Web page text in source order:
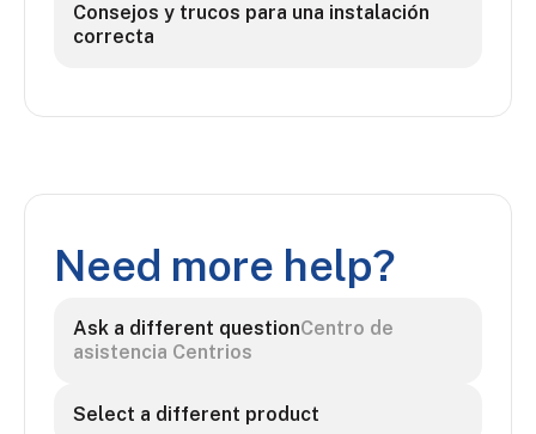
Consejos y trucos para una instalación
correcta
Need more help?
Ask a different questionCentro de
asistencia Centrios
Select a different product